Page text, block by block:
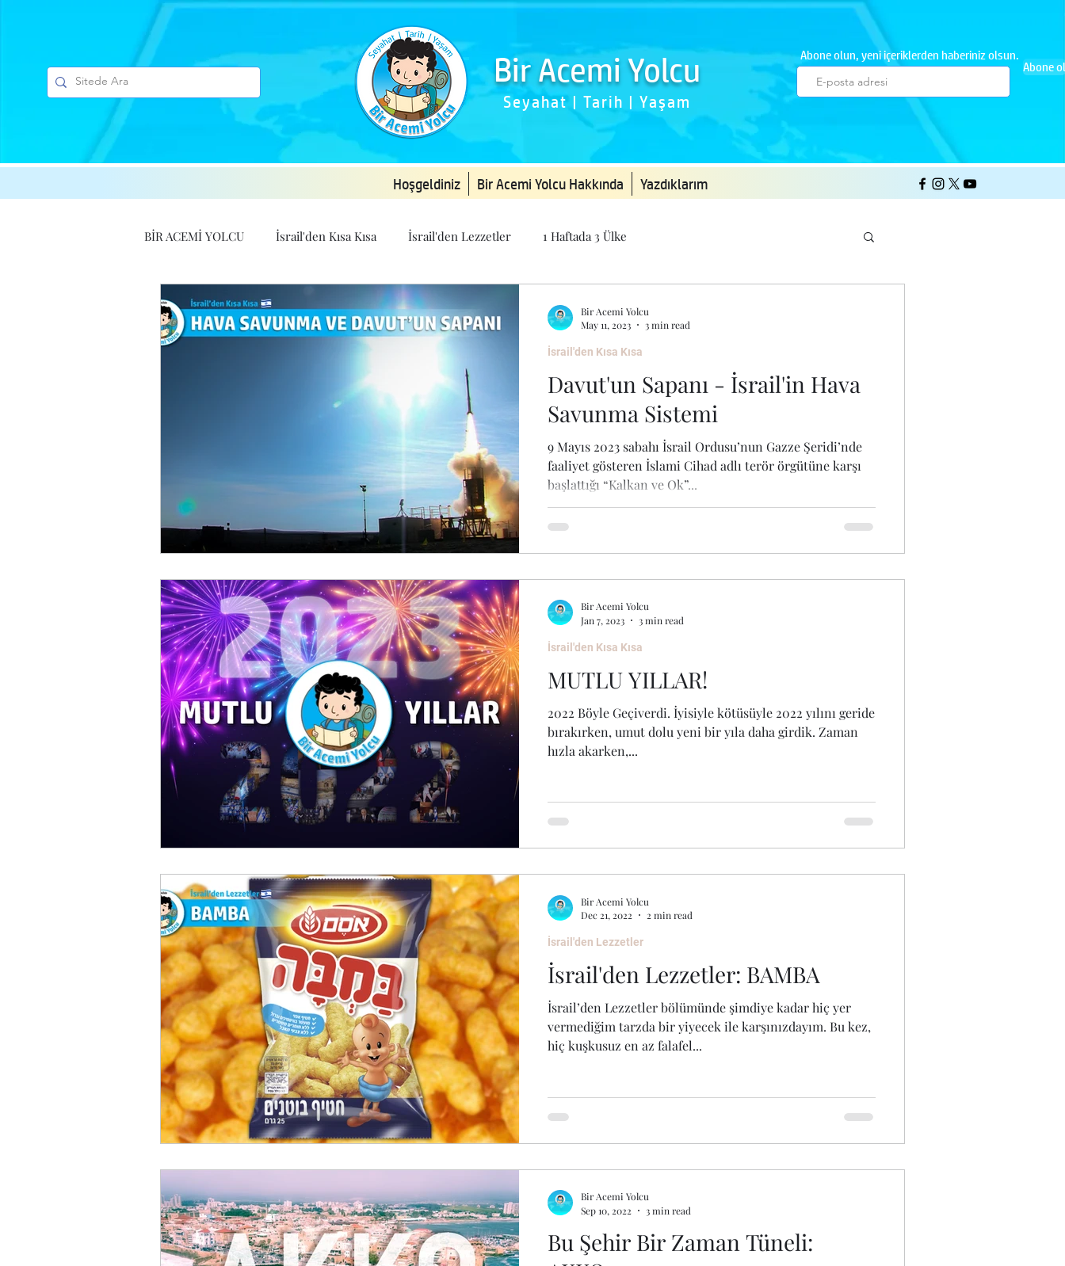
Bir Acemi Yolcu
Seyahat | Tarih | Yaşam
Abone olun, yeni içeriklerden haberiniz olsun.
Abone ol
Hoşgeldiniz Bir Acemi Yolcu Hakkında Yazdıklarım
BİR ACEMİ YOLCU İsrail'den Kısa Kısa İsrail'den Lezzetler 1 Haftada 3 Ülke
Davut'un Sapanı - İsrail'in Hava
Savunma Sistemi
9 Mayıs 2023 sabahı İsrail Ordusu’nun Gazze Şeridi’nde
faaliyet gösteren İslami Cihad adlı terör örgütüne karşı
başlattığı “Kalkan ve Ok”...
İsrail'den Kısa Kısa
Bir Acemi Yolcu
May 11, 2023
3 min read
MUTLU YILLAR!
2022 Böyle Geçiverdi. İyisiyle kötüsüyle 2022 yılını geride
bırakırken, umut dolu yeni bir yıla daha girdik. Zaman
hızla akarken,...
İsrail'den Kısa Kısa
Bir Acemi Yolcu
Jan 7, 2023
3 min read
İsrail'den Lezzetler: BAMBA
İsrail’den Lezzetler bölümünde şimdiye kadar hiç yer
vermediğim tarzda bir yiyecek ile karşınızdayım. Bu kez,
hiç kuşkusuz en az falafel...
İsrail'den Lezzetler
Bir Acemi Yolcu
Dec 21, 2022
2 min read
Bu Şehir Bir Zaman Tüneli:
Bir Acemi Yolcu
Sep 10, 2022
3 min read